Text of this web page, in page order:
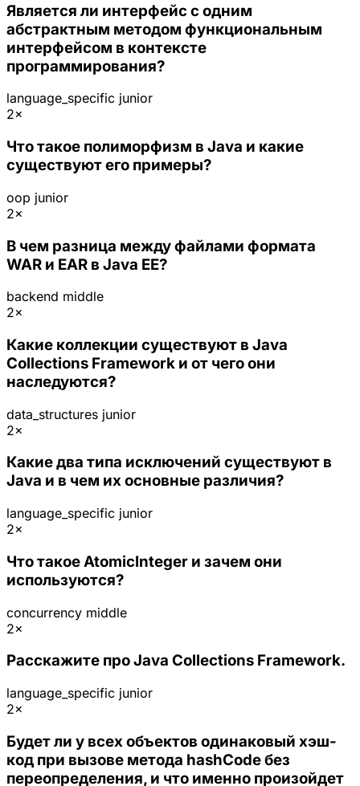
Является ли интерфейс с одним
абстрактным методом функциональным
интерфейсом в контексте
программирования?
language_specific junior
2×
Что такое полиморфизм в Java и какие
существуют его примеры?
oop junior
2×
В чем разница между файлами формата
WAR и EAR в Java EE?
backend middle
2×
Какие коллекции существуют в Java
Collections Framework и от чего они
наследуются?
data_structures junior
2×
Какие два типа исключений существуют в
Java и в чем их основные различия?
language_specific junior
2×
Что такое AtomicInteger и зачем они
используются?
concurrency middle
2×
Расскажите про Java Collections Framework.
language_specific junior
2×
Будет ли у всех объектов одинаковый хэш-
код при вызове метода hashCode без
переопределения, и что именно произойдет